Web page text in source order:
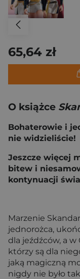
65,64 zł
O książce
Bohaterowie i
nie widzieliście!
Jeszcze więcej
bitew i
kontynuacji
Marzenie
jednorożca,
dla jeźdźców, a w
którzy są dla
jaką magiczną
nigdy nie było